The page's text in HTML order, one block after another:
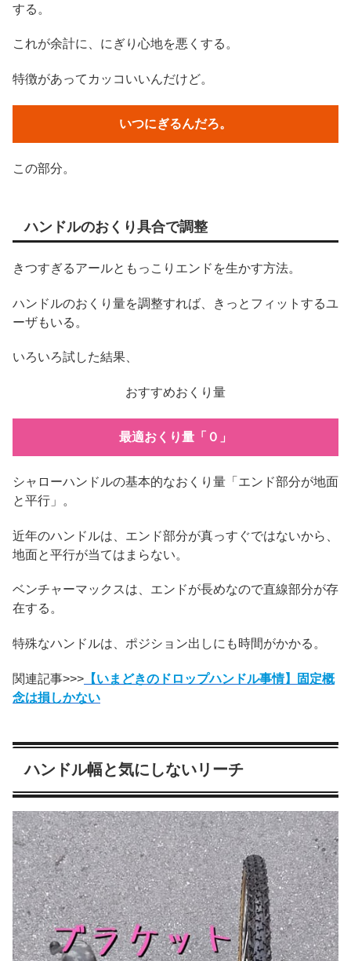
する。
これが余計に、にぎり心地を悪くする。
特徴があってカッコいいんだけど。
いつにぎるんだろ。
この部分。
ハンドルのおくり具合で調整
きつすぎるアールともっこりエンドを生かす方法。
ハンドルのおくり量を調整すれば、きっとフィットするユ
ーザもいる。
いろいろ試した結果、
おすすめおくり量
最適おくり量「０」
シャローハンドルの基本的なおくり量「エンド部分が地面
と平行」。
近年のハンドルは、エンド部分が真っすぐではないから、
地面と平行が当てはまらない。
ベンチャーマックスは、エンドが長めなので直線部分が存
在する。
特殊なハンドルは、ポジション出しにも時間がかかる。
関連記事>>> 【いまどきのドロップハンドル事情】固定概
念は損しかない
ハンドル幅と気にしないリーチ